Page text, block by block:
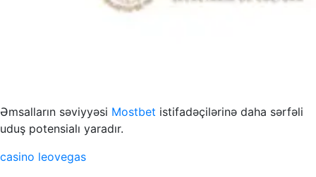
Əmsalların səviyyəsi Mostbet istifadəçilərinə daha sərfəli
uduş potensialı yaradır.
casino leovegas